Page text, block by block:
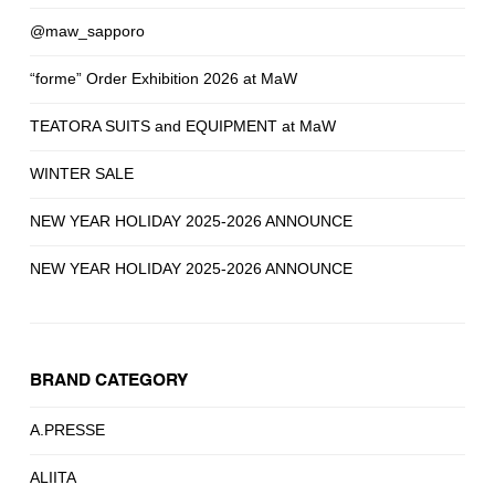
@maw_sapporo
“forme” Order Exhibition 2026 at MaW
TEATORA SUITS and EQUIPMENT at MaW
WINTER SALE
NEW YEAR HOLIDAY 2025-2026 ANNOUNCE
NEW YEAR HOLIDAY 2025-2026 ANNOUNCE
BRAND CATEGORY
A.PRESSE
ALIITA